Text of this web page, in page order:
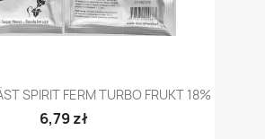
SPIRIT FERM TURBO FRUKT 18%
6,79 zł